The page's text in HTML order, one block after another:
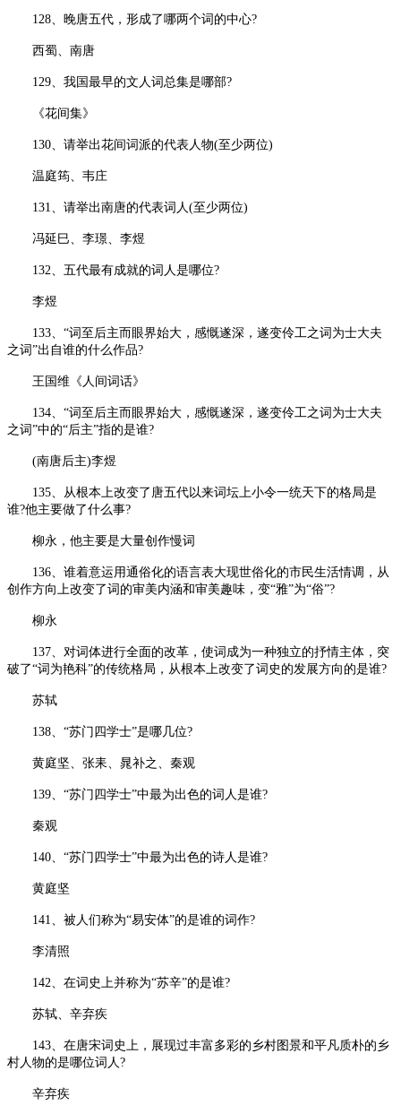
128、晚唐五代，形成了哪两个词的中心?
西蜀、南唐
129、我国最早的文人词总集是哪部?
《花间集》
130、请举出花间词派的代表人物(至少两位)
温庭筠、韦庄
131、请举出南唐的代表词人(至少两位)
冯延巳、李璟、李煜
132、五代最有成就的词人是哪位?
李煜
133、“词至后主而眼界始大，感慨遂深，遂变伶工之词为士大夫
之词”出自谁的什么作品?
王国维《人间词话》
134、“词至后主而眼界始大，感慨遂深，遂变伶工之词为士大夫
之词”中的“后主”指的是谁?
(南唐后主)李煜
135、从根本上改变了唐五代以来词坛上小令一统天下的格局是
谁?他主要做了什么事?
柳永，他主要是大量创作慢词
136、谁着意运用通俗化的语言表大现世俗化的市民生活情调，从
创作方向上改变了词的审美内涵和审美趣味，变“雅”为“俗”?
柳永
137、对词体进行全面的改革，使词成为一种独立的抒情主体，突
破了“词为艳科”的传统格局，从根本上改变了词史的发展方向的是谁?
苏轼
138、“苏门四学士”是哪几位?
黄庭坚、张耒、晁补之、秦观
139、“苏门四学士”中最为出色的词人是谁?
秦观
140、“苏门四学士”中最为出色的诗人是谁?
黄庭坚
141、被人们称为“易安体”的是谁的词作?
李清照
142、在词史上并称为“苏辛”的是谁?
苏轼、辛弃疾
143、在唐宋词史上，展现过丰富多彩的乡村图景和平凡质朴的乡
村人物的是哪位词人?
辛弃疾